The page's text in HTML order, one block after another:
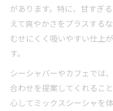
があります。特に、甘すぎ
えて爽やかさをプラスする
むせにくく吸いやすい仕上
す。
シーシャバーやカフェでは
合わせを提案してくれるこ
心してミックスシーシャを